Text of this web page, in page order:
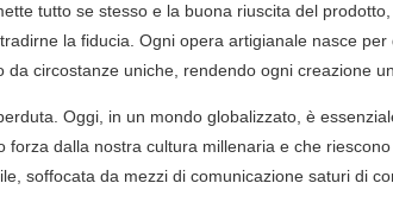
tutto se stesso e la buona riuscita del
la fiducia. Ogni opera artigianale nasce
circostanze uniche, rendendo ogni creazione
Oggi, in un mondo globalizzato, è
forza dalla nostra cultura millenaria e che
soffocata da mezzi di comunicazione saturi di